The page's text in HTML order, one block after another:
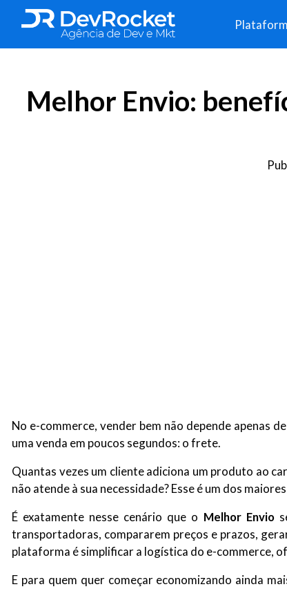
Melhor Envio:
No e-commerce, vender bem não depende apenas
uma venda em poucos segundos: o frete.
Quantas vezes um cliente adiciona um produto ao
não atende à sua necessidade? Esse é um dos
É exatamente nesse cenário que o Melhor Envio
transportadoras, compararem preços e prazos,
plataforma é simplificar a logística do e-commerce,
E para quem quer começar economizando ainda